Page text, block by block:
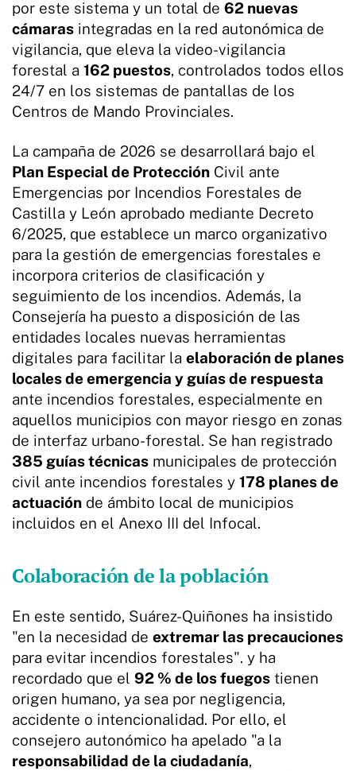
por este sistema y un total de 62 nuevas
cámaras integradas en la red autonómica de
vigilancia, que eleva la video-vigilancia
forestal a 162 puestos, controlados todos ellos
24/7 en los sistemas de pantallas de los
Centros de Mando Provinciales.
La campaña de 2026 se desarrollará bajo el
Plan Especial de Protección Civil ante
Emergencias por Incendios Forestales de
Castilla y León aprobado mediante Decreto
6/2025, que establece un marco organizativo
para la gestión de emergencias forestales e
incorpora criterios de clasificación y
seguimiento de los incendios. Además, la
Consejería ha puesto a disposición de las
entidades locales nuevas herramientas
digitales para facilitar la elaboración de planes
locales de emergencia y guías de respuesta
ante incendios forestales, especialmente en
aquellos municipios con mayor riesgo en zonas
de interfaz urbano-forestal. Se han registrado
385 guías técnicas municipales de protección
civil ante incendios forestales y 178 planes de
actuación de ámbito local de municipios
incluidos en el Anexo III del Infocal.
Colaboración de la población
En este sentido, Suárez-Quiñones ha insistido
"en la necesidad de extremar las precauciones
para evitar incendios forestales". y ha
recordado que el 92 % de los fuegos tienen
origen humano, ya sea por negligencia,
accidente o intencionalidad. Por ello, el
consejero autonómico ha apelado "a la
responsabilidad de la ciudadanía,